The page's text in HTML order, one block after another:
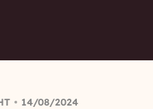
14/08/2024